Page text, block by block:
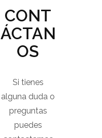
CONT
ÁCTAN
OS
Si tienes
alguna duda o
preguntas
puedes